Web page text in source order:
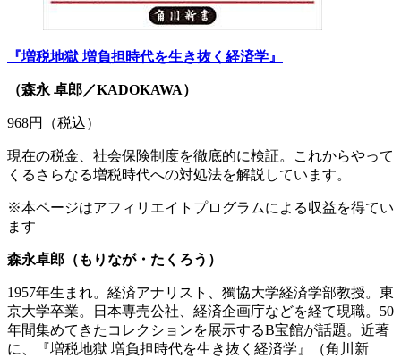
『増税地獄 増負担時代を生き抜く経済学』
（森永 卓郎／KADOKAWA）
968円（税込）
現在の税金、社会保険制度を徹底的に検証。これからやって
くるさらなる増税時代への対処法を解説しています。
※本ページはアフィリエイトプログラムによる収益を得てい
ます
森永卓郎（もりなが・たくろう）
1957年生まれ。経済アナリスト、獨協大学経済学部教授。東
京大学卒業。日本専売公社、経済企画庁などを経て現職。50
年間集めてきたコレクションを展示するB宝館が話題。近著
に、『増税地獄 増負担時代を生き抜く経済学』（角川新